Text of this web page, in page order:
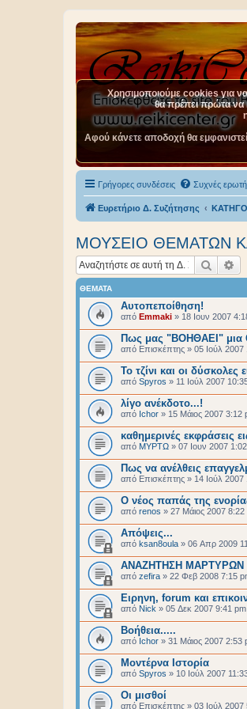
Γρήγορες συνδέσεις Συχνές
Ευρετήριο Δ. Συζήτησης
ΜΟΥΣΕΙΟ ΘΕΜΑΤΩΝ
ΘΈΜΑΤΑ
Αυτοπεποίθηση!
από Emmaki » 18 Ιουν 2007
Πως μας "ΒΟΗΘΑΕΙ" μια
από Επισκέπτης » 05 Ιούλ 2007
Το τζίνι και οι δύσκολες
από Spyros » 11 Ιούλ 2007
λίγο ανέκδοτο...!
από Ichor » 15 Μάιος 2007 3:12
καθημερινές εκφράσεις
από ΜΥΡΤΩ » 07 Ιουν 2007
Πως να ανέλθεις
από Επισκέπτης » 14 Ιούλ 2007
Ο νέος παπάς της
από renos » 27 Μάιος 2007 8:22
Απόψεις...
από ksan8oula » 06 Απρ 2009
ΑΝΑΖΗΤΗΣΗ ΜΑΡΤΥΡΩΝ
από zefira » 22 Φεβ 2008 7:15
Ειρηνη, forum και
από Nick » 05 Δεκ 2007 9:41 pm
Βοήθεια.....
από Ichor » 31 Μάιος 2007 2:53
Μοντέρνα Ιστορία
από Spyros » 10 Ιούλ 2007
Οι μισθοί
από Επισκέπτης » 03 Ιούλ 2007
Χρησιμοποιούμε cookies για να
θα πρέπει πρώτα να
Αφού κάνετε αποδοχή θα